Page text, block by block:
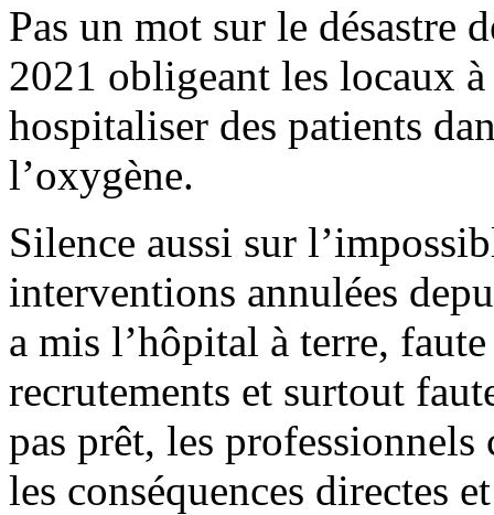
Pas un mot sur le désastre
2021 obligeant les locaux
hospitaliser des patients
l’oxygène.
Silence aussi sur
interventions annulées
a mis l’hôpital à terre,
recrutements et surtout
pas prêt, les
les conséquences directes